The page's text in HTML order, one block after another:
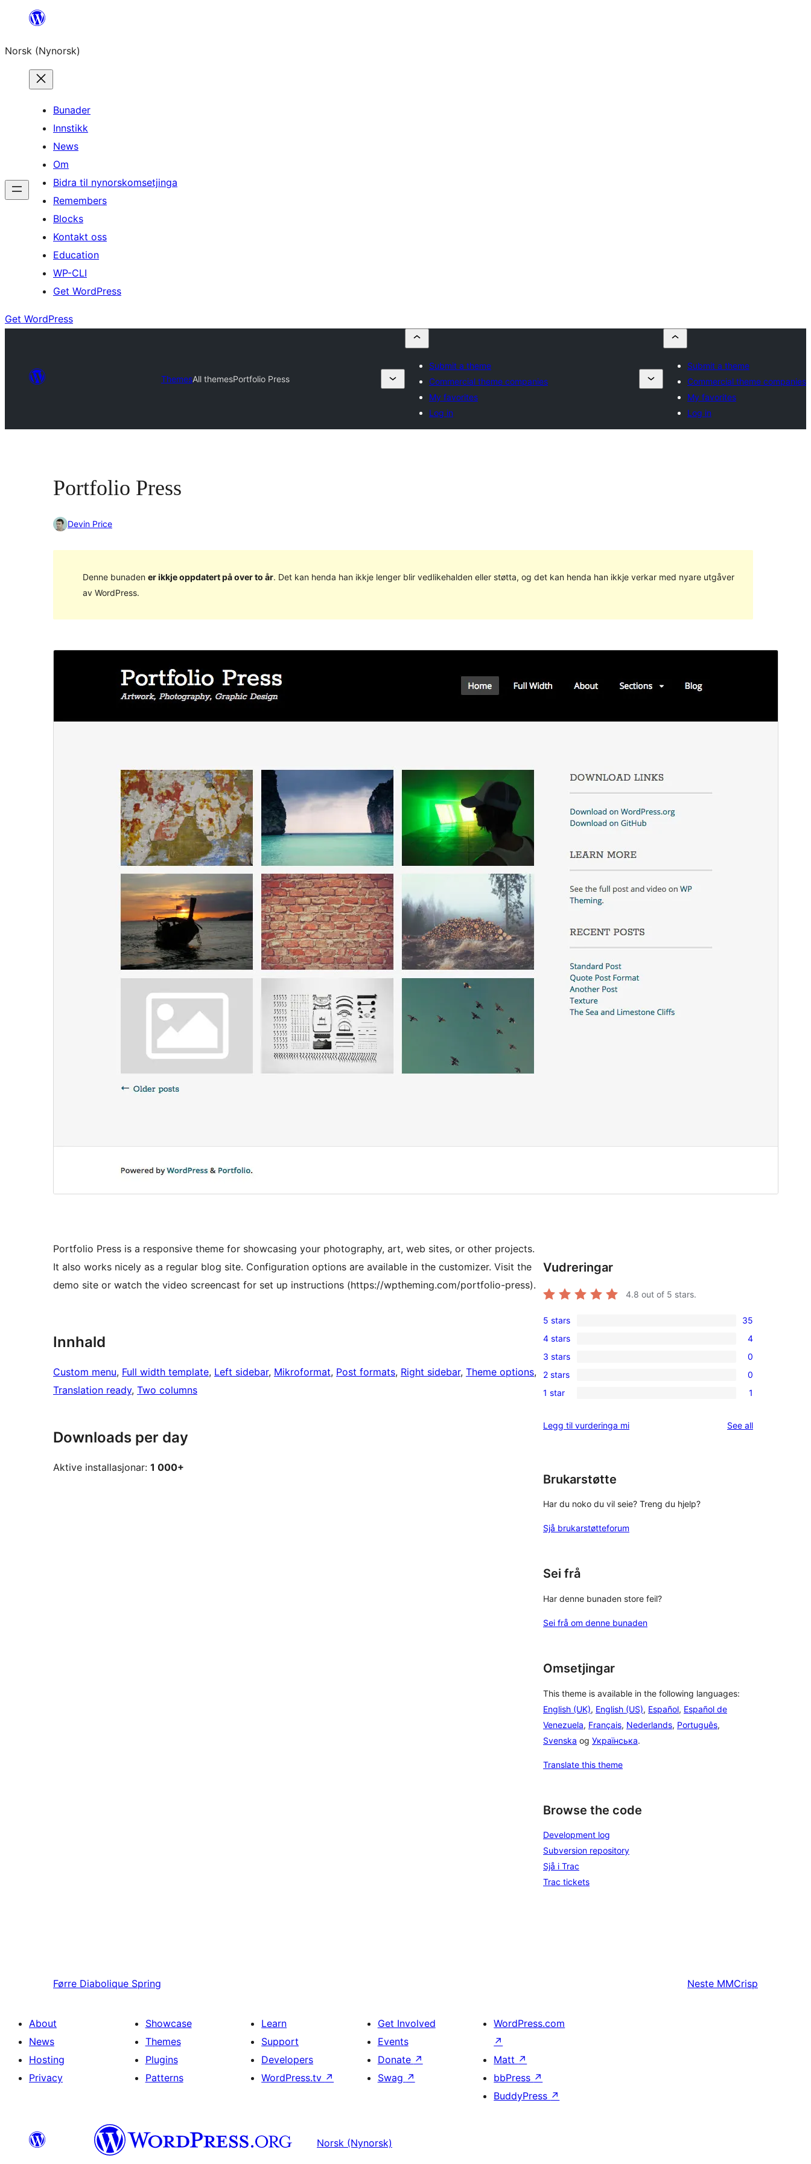
content
Norsk (Nynorsk)
Bunader
Innstikk
News
Om
Bidra til nynorskomsetjinga
Remembers
Blocks
Kontakt oss
Education
WP-CLI
Get WordPress
Get WordPress
ThemesAll themesPortfolio Press
Submit a theme
Commercial theme companies
My favorites
Log in
Submit a theme
Commercial theme companies
My favorites
Log in
Portfolio Press
Devin Price
Denne bunaden er ikkje oppdatert på over to år. Det kan henda han ikkje lenger blir vedlikehalden eller støtta, og det kan henda han ikkje verkar med nyare utgåver
av WordPress.
Versjon
Portfolio Press is a responsive theme for showcasing your photography, art, web sites, or other projects.
It also works nicely as a regular blog site. Configuration options are available in the customizer. Visit the
demo site or watch the video screencast for set up instructions (https://wptheming.com/portfolio-press).
Innhald
Custom menu, Full width template, Left sidebar, Mikroformat, Post formats, Right sidebar, Theme options
Translation ready, Two columns
Downloads per day
Aktive installasjonar: 1 000+
Vudreringar
4.8 out of 5 stars.
35
5-
star
reviews
5 stars 35
4
4-
star
reviews
4 stars 4
0
3-
star
3 stars 0
0
2-
reviews
2 stars 0
1
star
1 star 1
Legg til vurderinga mi See allreviews
Brukarstøtte
Har du noko du vil seie? Treng du hjelp?
Sjå brukarstøtteforum
Sei frå
Har denne bunaden store feil?
Sei frå om denne bunaden
Omsetjingar
This theme is available in the following languages:
English (UK), English (US), Español, Español de
Venezuela, Français, Nederlands, Português,
Svenska og Українська.
Translate this theme
Browse the code
Development log
Subversion repository
Sjå i Trac
Trac tickets
Førre Diabolique Spring Neste MMCrisp
About
News
Hosting
Privacy
Showcase
Themes
Plugins
Patterns
Learn
Support
Developers
WordPress.tv ↗
Get Involved
Events
Donate ↗
Swag ↗
WordPress.com
↗
Matt ↗
bbPress ↗
BuddyPress ↗
Norsk (Nynorsk)